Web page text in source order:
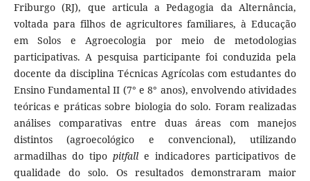
Friburgo (RJ), que articula a Pedagogia da Alternância,
voltada para filhos de agricultores familiares, à Educação
em Solos e Agroecologia por meio de metodologias
participativas. A pesquisa participante foi conduzida pela
docente da disciplina Técnicas Agrícolas com estudantes do
Ensino Fundamental II (7° e 8° anos), envolvendo atividades
teóricas e práticas sobre biologia do solo. Foram realizadas
análises comparativas entre duas áreas com manejos
distintos (agroecológico e convencional), utilizando
armadilhas do tipo pitfall e indicadores participativos de
qualidade do solo. Os resultados demonstraram maior